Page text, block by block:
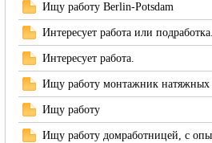
Ищу работу Berlin-Potsdam
Интересует работа или подработка.
Интересует работа.
Ищу работу монтажник натяжных
Ищу работу
Ищу работу домработницей, с